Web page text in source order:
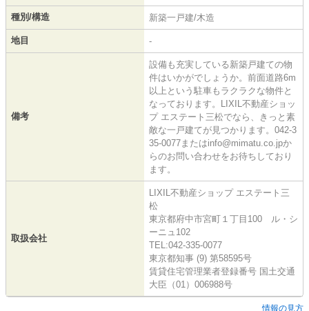
種別/構造 新築一戸建/木造
地目 -
備考
設備も充実している新築戸建ての物
件はいかがでしょうか。前面道路6m
以上という駐車もラクラクな物件と
なっております。LIXIL不動産ショッ
プ エステート三松でなら、きっと素
敵な一戸建てが見つかります。042-3
35-0077またはinfo@mimatu.co.jpか
らのお問い合わせをお待ちしており
ます。
取扱会社
LIXIL不動産ショップ エステート三
松
東京都府中市宮町１丁目100 ル・シ
ーニュ102
TEL:042-335-0077
東京都知事 (9) 第58595号
賃貸住宅管理業者登録番号 国土交通
大臣（01）006988号
情報の見方